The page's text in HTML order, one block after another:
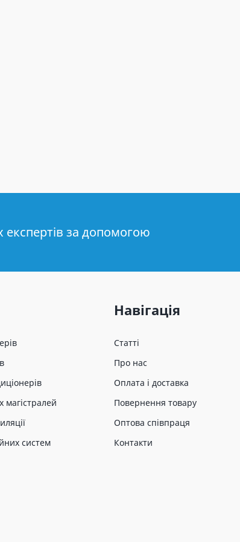
за допомогою
магістралей
систем
Навігація
Статті
Про нас
Оплата і доставка
Повернення товару
Оптова співпраця
Контакти